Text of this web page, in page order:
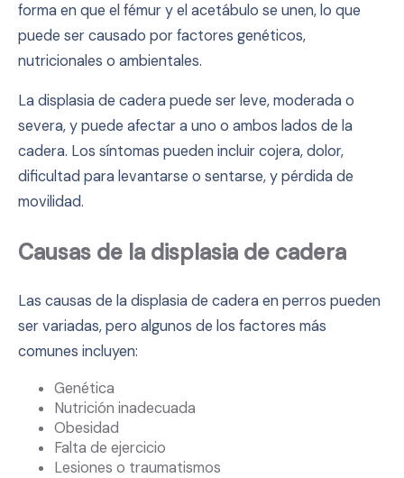
forma en que el fémur y el acetábulo se unen, lo que
puede ser causado por factores genéticos,
nutricionales o ambientales.
La displasia de cadera puede ser leve, moderada o
severa, y puede afectar a uno o ambos lados de la
cadera. Los síntomas pueden incluir cojera, dolor,
dificultad para levantarse o sentarse, y pérdida de
movilidad.
Causas de la displasia de cadera
Las causas de la displasia de cadera en perros pueden
ser variadas, pero algunos de los factores más
comunes incluyen:
Genética
Nutrición inadecuada
Obesidad
Falta de ejercicio
Lesiones o traumatismos